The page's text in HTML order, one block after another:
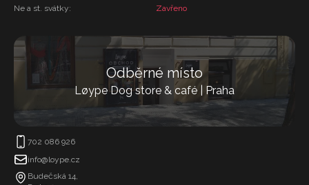
Ne a st. svátky:
Zavřeno
Odběrné místo
Løype Dog store & café | Praha
702 086 926
info@loype.cz
Budečská 14,